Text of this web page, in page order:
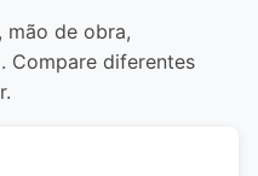
mão de obra,
Compare diferentes